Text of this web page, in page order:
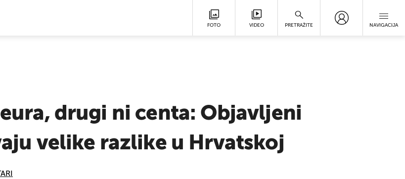
FOTO VIDEO PRETRAŽITE NAVIGACIJA
drugi ni centa: Objavljeni
velike razlike u Hrvatskoj